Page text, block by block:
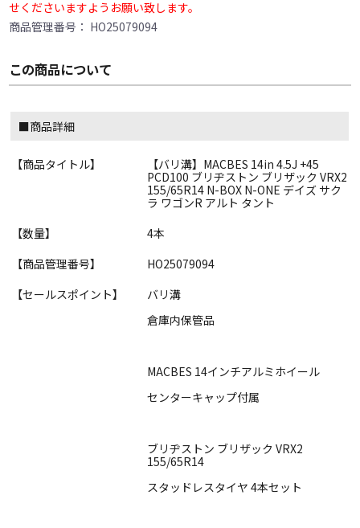
せくださいますようお願い致します。
商品管理番号： HO25079094
この商品について
■商品詳細
【商品タイトル】
【バリ溝】MACBES 14in 4.5J +45
PCD100 ブリヂストン ブリザック VRX2
155/65R14 N-BOX N-ONE デイズ サク
ラ ワゴンR アルト タント
【数量】
4本
【商品管理番号】
HO25079094
【セールスポイント】
バリ溝
倉庫内保管品
MACBES 14インチアルミホイール
センターキャップ付属
ブリヂストン ブリザック VRX2
155/65R14
スタッドレスタイヤ 4本セット